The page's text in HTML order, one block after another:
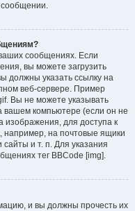
сообщении.
сообщениях. Если
вы можете загрузить
должны указать ссылку на
веб-сервере. Пример
Вы не можете указывать
вашем компьютере (если он не
для доступа к
например, на почтовые ящики
и т. п. Для указания
тег BBCode [img].
и вы должны прочесть их